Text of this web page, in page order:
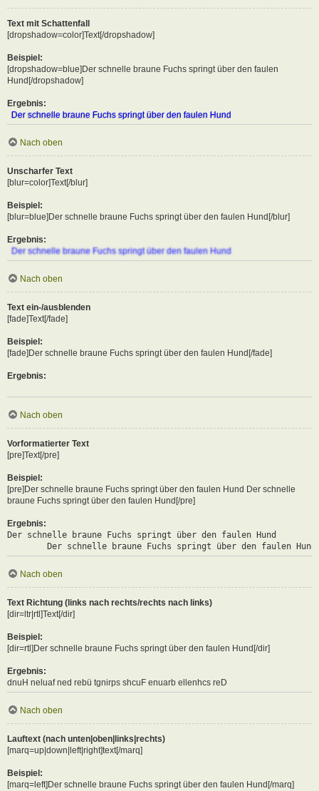
Text mit Schattenfall
[dropshadow=color]Text[/dropshadow]
Beispiel:
[dropshadow=blue]Der schnelle braune Fuchs springt über den faulen
Hund[/dropshadow]
Ergebnis:
Der schnelle braune Fuchs springt über den faulen Hund
Nach oben
Unscharfer Text
[blur=color]Text[/blur]
Beispiel:
[blur=blue]Der schnelle braune Fuchs springt über den faulen Hund[/blur]
Ergebnis:
Der schnelle braune Fuchs springt über den faulen Hund
Nach oben
Text ein-/ausblenden
[fade]Text[/fade]
Beispiel:
[fade]Der schnelle braune Fuchs springt über den faulen Hund[/fade]
Ergebnis:
Nach oben
Vorformatierter Text
[pre]Text[/pre]
Beispiel:
[pre]Der schnelle braune Fuchs springt über den faulen Hund Der schnelle
braune Fuchs springt über den faulen Hund[/pre]
Ergebnis:
Der schnelle braune Fuchs springt über den faulen Hund
	Der schnelle braune Fuchs springt über den faulen Hund
Nach oben
Text Richtung (links nach rechts/rechts nach links)
[dir=ltr|rtl]Text[/dir]
Beispiel:
[dir=rtl]Der schnelle braune Fuchs springt über den faulen Hund[/dir]
Ergebnis:
Der schnelle braune Fuchs springt über den faulen Hund
Nach oben
Lauftext (nach unten|oben|links|rechts)
[marq=up|down|left|right]text[/marq]
Beispiel:
[marq=left]Der schnelle braune Fuchs springt über den faulen Hund[/marq]